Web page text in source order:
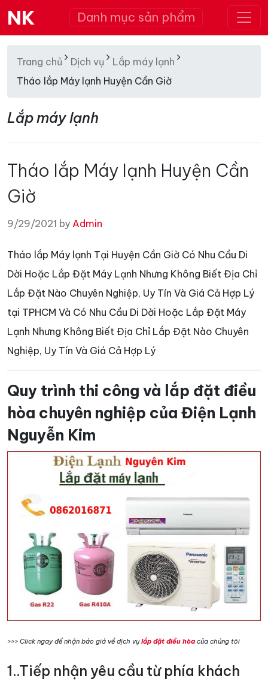
NK Danh mục sản phẩm
Trang chủ Dịch vụ
Lắp máy lạnh
Tháo lắp Máy lạnh Huyện Cần Giờ
Lắp máy lạnh
Tháo lắp Máy lạnh Huyện Cần
Giờ
9/29/2021 by Admin
Tháo lắp Máy lạnh Tại Huyện Cần Giờ Có Nhu Cầu Di
Dời Hoặc Lắp Đặt Máy Lạnh Nhưng Không Biết Địa Chỉ
Lắp Đặt Nào Chuyên Nghiệp, Uy Tín Và Giá Cả Hợp Lý
tại TPHCM Và Có Nhu Cầu Di Dời Hoặc Lắp Đặt Máy
Lạnh Nhưng Không Biết Địa Chỉ Lắp Đặt Nào Chuyên
Nghiệp, Uy Tín Và Giá Cả Hợp Lý
Quy trình thi công và lắp đặt điều
hòa chuyên nghiệp của Điện Lạnh
Nguyễn Kim
>>> Click ngay để nhận báo giá về dịch vụ lắp đặt điều hòa của chúng tôi
1..Tiếp nhận yêu cầu từ phía khách